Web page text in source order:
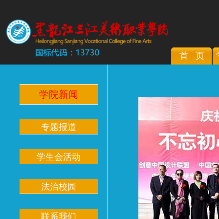
首 页
学院新闻
专题报道
学生会活动
法治校园
联系我们